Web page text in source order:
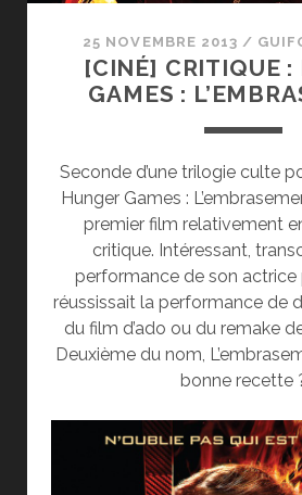
25 NOVEMBRE 2013 /
[CINÉ] CRITIQUE :
GAMES :
Seconde d’une trilogie culte
Hunger Games :
premier film relativement
critique. Intéressant,
performance de son actrice
réussissait la performance de
du film d’ado ou du remake
Deuxième du nom,
bonne recette